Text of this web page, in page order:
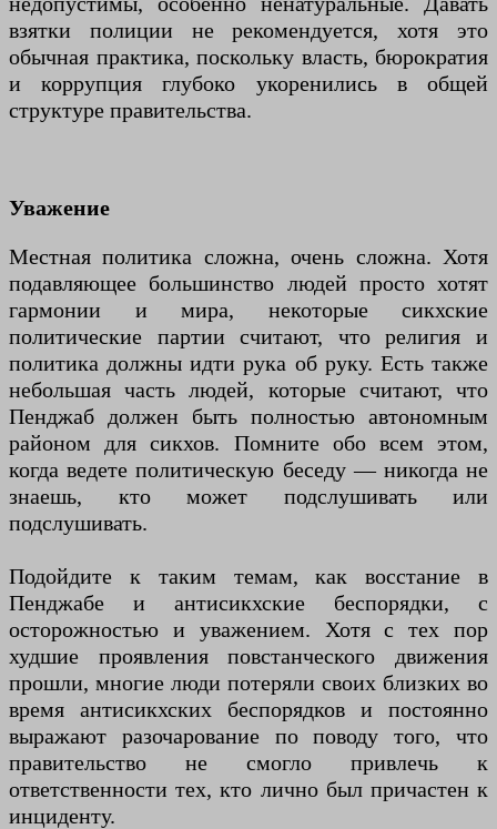
взятки полиции не рекомендуется, хотя это
обычная практика, поскольку власть, бюрократия
и коррупция глубоко укоренились в общей
структуре правительства.
Уважение
Местная политика сложна, очень сложна. Хотя
подавляющее большинство людей просто хотят
гармонии и мира, некоторые сикхские
политические партии считают, что религия и
политика должны идти рука об руку. Есть также
небольшая часть людей, которые считают, что
Пенджаб должен быть полностью автономным
районом для сикхов. Помните обо всем этом,
когда ведете политическую беседу — никогда не
знаешь, кто может подслушивать или
подслушивать.
Подойдите к таким темам, как восстание в
Пенджабе и антисикхские беспорядки, с
осторожностью и уважением. Хотя с тех пор
худшие проявления повстанческого движения
прошли, многие люди потеряли своих близких во
время антисикхских беспорядков и постоянно
выражают разочарование по поводу того, что
правительство не смогло привлечь к
ответственности тех, кто лично был причастен к
инциденту.